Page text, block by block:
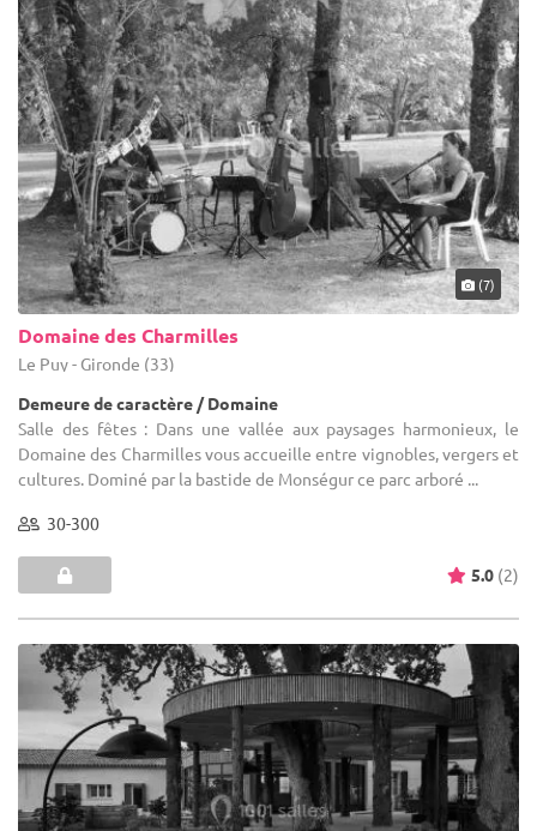
(7)
Domaine des Charmilles
Le Puy - Gironde (33)
Demeure de caractère / Domaine
Salle des fêtes : Dans une vallée aux paysages harmonieux, le
Domaine des Charmilles vous accueille entre vignobles, vergers et
cultures. Dominé par la bastide de Monségur ce parc arboré ...
30-300
5.0 (2)